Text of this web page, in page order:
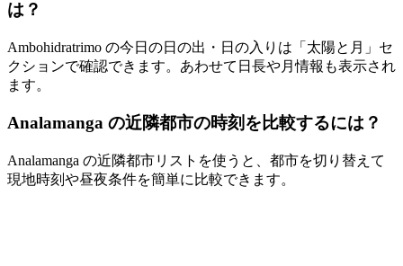
は？
Ambohidratrimo の今日の日の出・日の入りは「太陽と月」セ
クションで確認できます。あわせて日長や月情報も表示され
ます。
Analamanga の近隣都市の時刻を比較するには？
Analamanga の近隣都市リストを使うと、都市を切り替えて
現地時刻や昼夜条件を簡単に比較できます。